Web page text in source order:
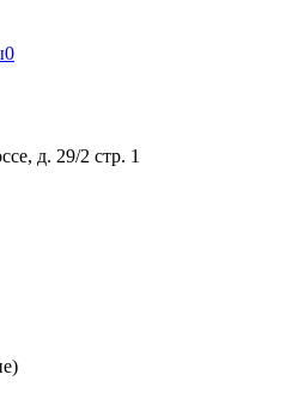
0
д. 29/2 стр. 1